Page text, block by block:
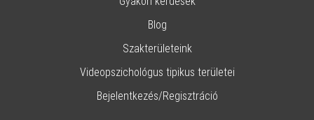
Blog
Szakterületeink
Videopszichológus tipikus területei
Bejelentkezés/Regisztráció